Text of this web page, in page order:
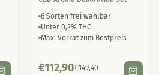
6 Sorten frei wählbar
Unter 0,2% THC
Max. Vorrat zum Bestpreis
€112,90€149,40